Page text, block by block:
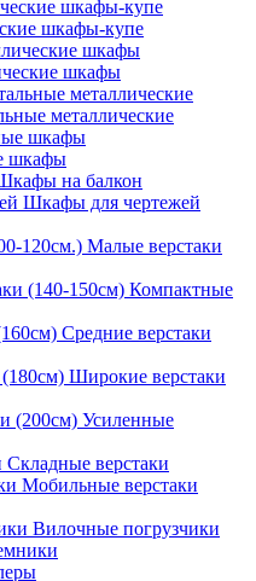
шкафы-купе
шкафы
металлические
шкафы
на балкон
Шкафы для чертежей
Малые верстаки
Компактные
Средние верстаки
Широкие верстаки
Усиленные
Складные верстаки
Мобильные верстаки
Вилочные погрузчики